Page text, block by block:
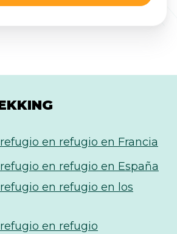
en refugio en Francia
en refugio en España
en refugio en los
en refugio